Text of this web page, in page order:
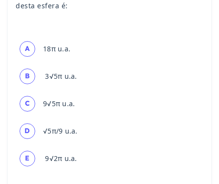
desta esfera é:
A 18π u.a.
B 3√5π u.a.
C 9√5π u.a.
D √5π/9 u.a.
E 9√2π u.a.